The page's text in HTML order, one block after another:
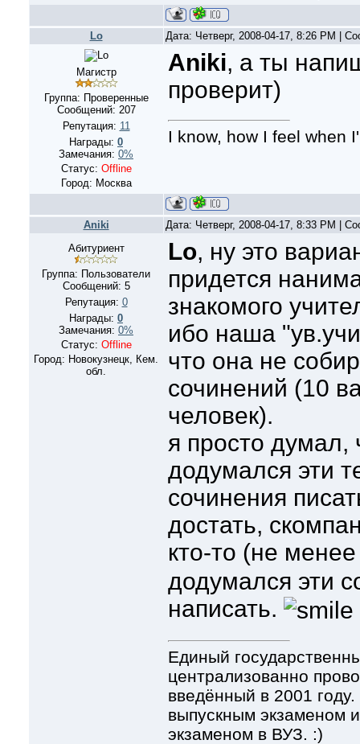
Lo Дата: Четверг, 2008-04-17, 8:26 PM |
Магистр
Группа: Проверенные
Сообщений: 207
Репутация: 11
Награды: 0
Замечания: 0%
Статус: Offline
Город: Москва
Aniki, а ты
проверит)
I know, how I feel when
Aniki
Дата: Четверг, 2008-04-17, 8:33 PM |
Абитуриент
Группа: Пользователи
Сообщений: 5
Репутация: 0
Награды: 0
Замечания: 0%
Статус: Offline
Город: Новокузнецк, Кем.
обл.
Lo, ну это
придется
знакомого
ибо наша
что она не
сочинений (10
человек).
я просто думал,
додумался эти
сочинения
достать,
кто-то (не
додумался эти
написать.
Единый
централизованно
введённый в 2001
выпускным экзаменом
экзаменом в ВУЗ. :)